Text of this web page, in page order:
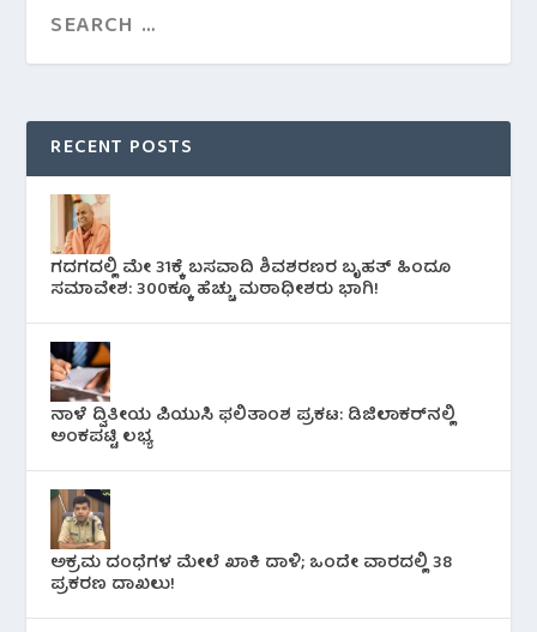
RECENT POSTS
ಗದಗದಲ್ಲಿ ಮೇ 31ಕ್ಕೆ ಬಸವಾದಿ ಶಿವಶರಣರ ಬೃಹತ್ ಹಿಂದೂ
ಸಮಾವೇಶ: 300ಕ್ಕೂ ಹೆಚ್ಚು ಮಠಾಧೀಶರು ಭಾಗಿ!
ನಾಳೆ ದ್ವಿತೀಯ ಪಿಯುಸಿ ಫಲಿತಾಂಶ ಪ್ರಕಟ: ಡಿಜಿಲಾಕರ್‌ನಲ್ಲಿ
ಅಂಕಪಟ್ಟಿ ಲಭ್ಯ
ಅಕ್ರಮ ದಂಧೆಗಳ ಮೇಲೆ ಖಾಕಿ ದಾಳಿ; ಒಂದೇ ವಾರದಲ್ಲಿ 38
ಪ್ರಕರಣ ದಾಖಲು!